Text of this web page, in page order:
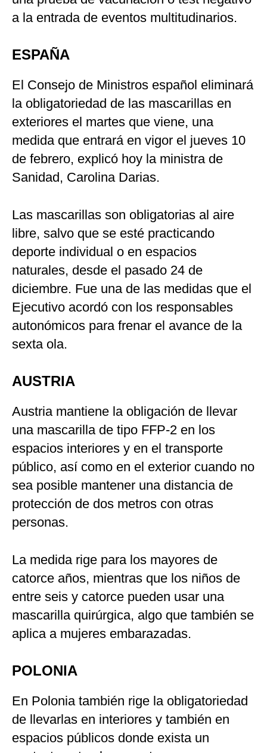
a la entrada de eventos multitudinarios.
ESPAÑA
El Consejo de Ministros español eliminará
la obligatoriedad de las mascarillas en
exteriores el martes que viene, una
medida que entrará en vigor el jueves 10
de febrero, explicó hoy la ministra de
Sanidad, Carolina Darias.
Las mascarillas son obligatorias al aire
libre, salvo que se esté practicando
deporte individual o en espacios
naturales, desde el pasado 24 de
diciembre. Fue una de las medidas que el
Ejecutivo acordó con los responsables
autonómicos para frenar el avance de la
sexta ola.
AUSTRIA
Austria mantiene la obligación de llevar
una mascarilla de tipo FFP-2 en los
espacios interiores y en el transporte
público, así como en el exterior cuando no
sea posible mantener una distancia de
protección de dos metros con otras
personas.
La medida rige para los mayores de
catorce años, mientras que los niños de
entre seis y catorce pueden usar una
mascarilla quirúrgica, algo que también se
aplica a mujeres embarazadas.
POLONIA
En Polonia también rige la obligatoriedad
de llevarlas en interiores y también en
espacios públicos donde exista un